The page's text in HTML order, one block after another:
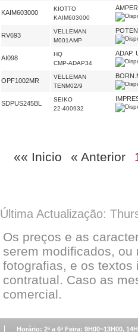
KAIM603000
KIOTTO
KAIM603000
RV693
VELLEMAN
M001AMP
AI098
HQ
CMP-ADAP34
ADAP.
OPF1002MR
VELLEMAN
TENM02/9
SDPUS245BL
SEIKO
22-400932
«« Inicio « Anterior
Última Actualização:
Os preços e as
serem modificados, ou
fotografias, e os
contratual. Caso as
comercial.
Horário: 2ª a 6ª Feira: 9H00~13H00,